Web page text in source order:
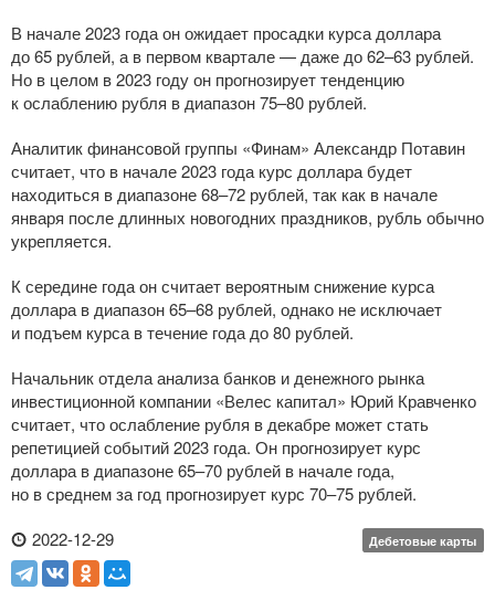
В начале 2023 года он ожидает просадки курса доллара
до 65 рублей, а в первом квартале — даже до 62–63 рублей.
Но в целом в 2023 году он прогнозирует тенденцию
к ослаблению рубля в диапазон 75–80 рублей.
Аналитик финансовой группы «Финам» Александр Потавин
считает, что в начале 2023 года курс доллара будет
находиться в диапазоне 68–72 рублей, так как в начале
января после длинных новогодних праздников, рубль обычно
укрепляется.
К середине года он считает вероятным снижение курса
доллара в диапазон 65–68 рублей, однако не исключает
и подъем курса в течение года до 80 рублей.
Начальник отдела анализа банков и денежного рынка
инвестиционной компании «Велес капитал» Юрий Кравченко
считает, что ослабление рубля в декабре может стать
репетицией событий 2023 года. Он прогнозирует курс
доллара в диапазоне 65–70 рублей в начале года,
но в среднем за год прогнозирует курс 70–75 рублей.
2022-12-29
Дебетовые карты